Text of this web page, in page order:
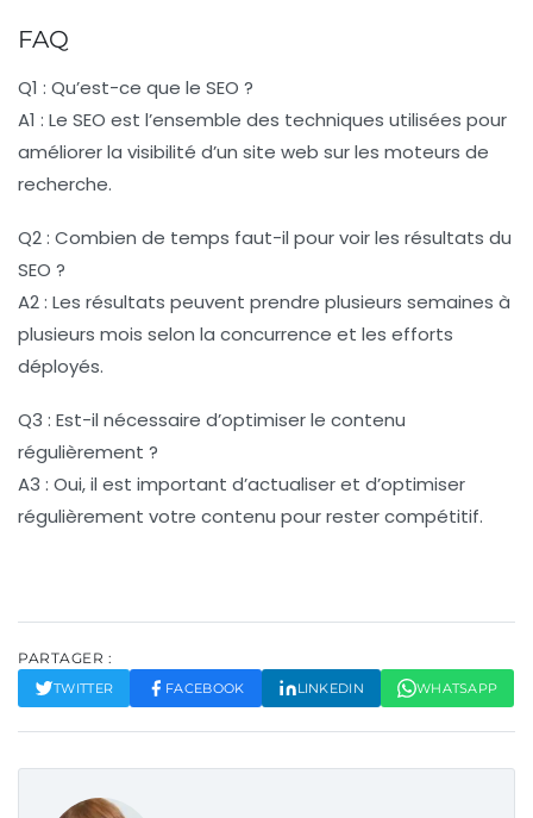
FAQ
Q1 : Qu’est-ce que le SEO ?
A1 : Le SEO est l’ensemble des techniques utilisées pour
améliorer la visibilité d’un site web sur les moteurs de
recherche.
Q2 : Combien de temps faut-il pour voir les résultats du
SEO ?
A2 : Les résultats peuvent prendre plusieurs semaines à
plusieurs mois selon la concurrence et les efforts
déployés.
Q3 : Est-il nécessaire d’optimiser le contenu
régulièrement ?
A3 : Oui, il est important d’actualiser et d’optimiser
régulièrement votre contenu pour rester compétitif.
PARTAGER :
TWITTER FACEBOOK LINKEDIN WHATSAPP